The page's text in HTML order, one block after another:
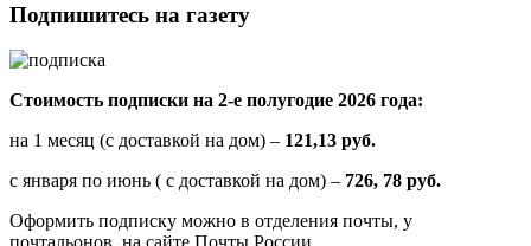
Подпишитесь на газету
Стоимость подписки на 2-е полугодие 2026 года:
на 1 месяц (с доставкой на дом) – 121,13 руб.
с января по июнь ( с доставкой на дом) – 726, 78 руб.
Оформить подписку можно в отделения почты, у